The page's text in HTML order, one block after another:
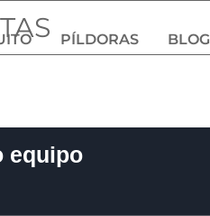
PÍLDORAS BLOG
equipo